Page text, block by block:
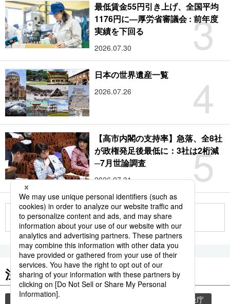
3
最低賃金55円引き上げ、全国平均
1176円に―厚労省審議会 : 前年度
実績を下回る
2026.07.30
4
日本の世界遺産一覧
2026.07.26
5
【高市内閣の支持率】急落、全8社
が政権発足後最低に：3社は2桁減
─7月世論調査
2026.07.31
もっと見る
注目のキーワード
共同通信ニュース 気象庁